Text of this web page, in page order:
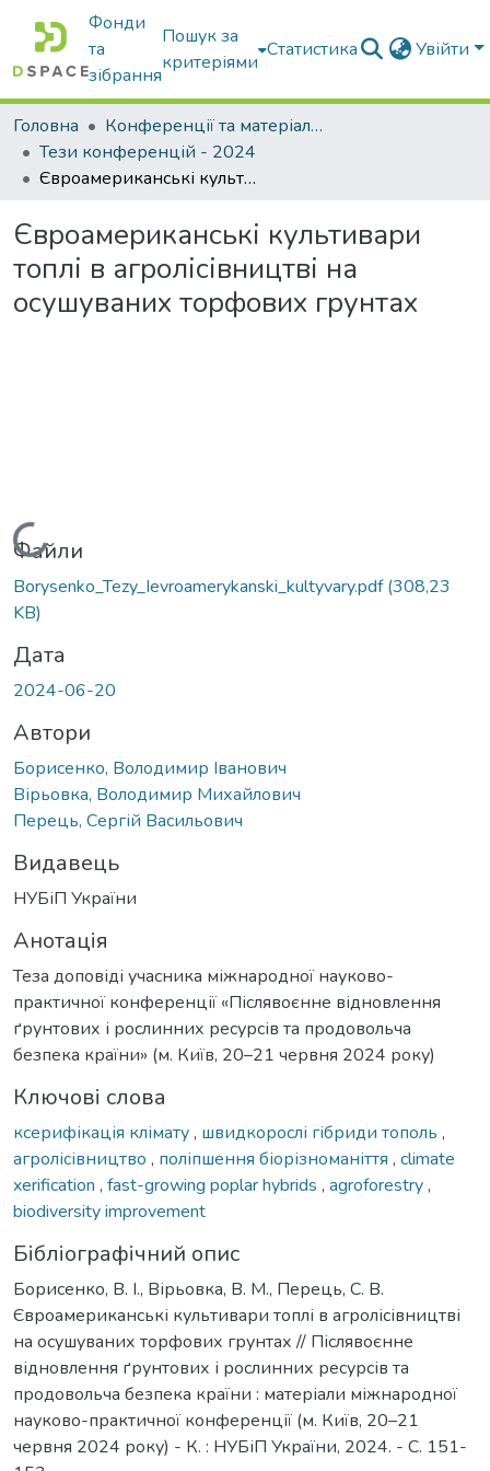
Фонди
та
зібрання
Пошук за
критеріями
Статистика Увійти
Головна
Конференції та матеріали конференцій
Тези конференцій - 2024
Євроамериканські культивари топлі в агролісівництві на осушуваних торфових грунтах
Євроамериканські культивари
топлі в агролісівництві на
осушуваних торфових грунтах
Вантажиться...
Файли
Borysenko_Tezy_Ievroamerykanski_kultyvary.pdf(308,23
KB)
Дата
2024-06-20
Автори
Борисенко, Володимир Іванович
Вірьовка, Володимир Михайлович
Перець, Сергій Васильович
Видавець
НУБіП України
Анотація
Теза доповіді учасника міжнародної науково-
практичної конференції «Післявоєнне відновлення
ґрунтових і рослинних ресурсів та продовольча
безпека країни» (м. Київ, 20–21 червня 2024 року)
Ключові слова
ксерифікація клімату, швидкорослі гібриди тополь ,
агролісівництво , поліпшення біорізноманіття , climate
xerification , fast-growing poplar hybrids , agroforestry,
biodiversity improvement
Бібліографічний опис
Борисенко, В. І., Вірьовка, В. М., Перець, С. В.
Євроамериканські культивари топлі в агролісівництві
на осушуваних торфових грунтах // Післявоєнне
відновлення ґрунтових і рослинних ресурсів та
продовольча безпека країни : матеріали міжнародної
науково-практичної конференції (м. Київ, 20–21
червня 2024 року) - К. : НУБіП України, 2024. - С. 151-